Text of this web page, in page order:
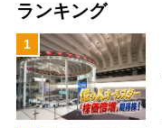
ランキング
1